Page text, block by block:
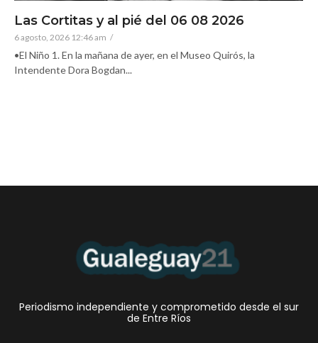
Las Cortitas y al pié del 06 08 2026
6 agosto, 2026 12:46 am /
•El Niño 1. En la mañana de ayer, en el Museo Quirós, la
Intendente Dora Bogdan...
Periodismo independiente y comprometido desde el sur
de Entre Ríos